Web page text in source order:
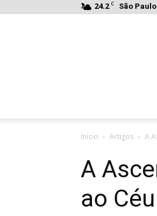
24.2 C São Paulo
Início Artigos A
A
ao